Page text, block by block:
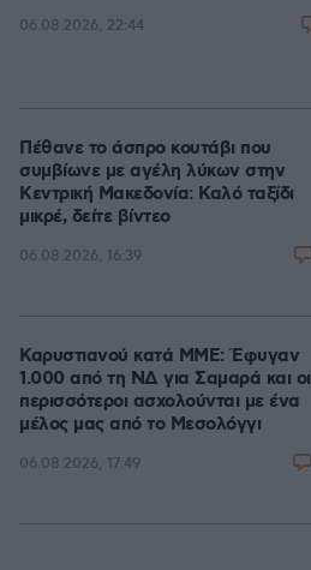
06.08.2026, 22:44
Πέθανε το άσπρο κουτάβι που
συμβίωνε με αγέλη λύκων στην
Κεντρική Μακεδονία: Καλό ταξίδι
μικρέ, δείτε βίντεο
06.08.2026, 16:39
Καρυστιανού κατά ΜΜΕ: Έφυγαν
1.000 από τη ΝΔ για Σαμαρά και οι
περισσότεροι ασχολούνται με ένα
μέλος μας από το Μεσολόγγι
06.08.2026, 17:49